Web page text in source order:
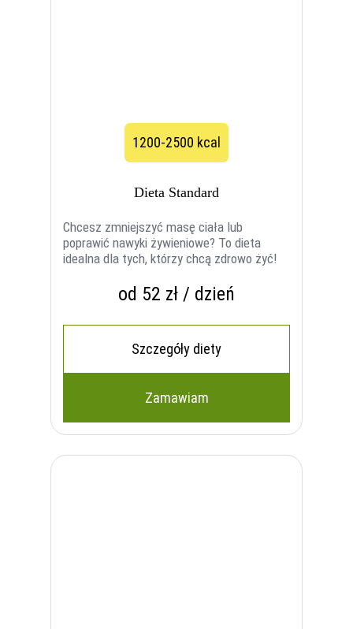
1200-2500 kcal
Dieta Standard
Chcesz zmniejszyć masę ciała lub
poprawić nawyki żywieniowe? To dieta
idealna dla tych, którzy chcą zdrowo żyć!
od 52 zł / dzień
Szczegóły diety
Zamawiam